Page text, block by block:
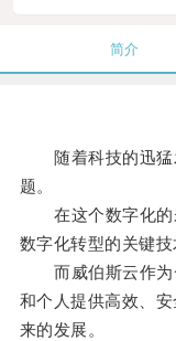
简介
随着科技的迅猛
题。
在这个数字化的
数字化转型的关键技
而威伯斯云作为
和个人提供高效、
来的发展。